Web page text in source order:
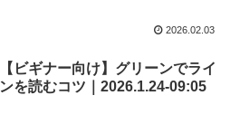
2026.02.03
【ビギナー向け】グリーンでライ
ンを読むコツ｜2026.1.24-09:05